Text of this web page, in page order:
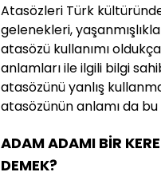
Atasözleri Türk
gelenekleri,
atasözü kullanımı
anlamları ile ilgili bilgi
atasözünü yanlış
atasözünün anlamı da bu
ADAM ADAMI BİR
DEMEK?